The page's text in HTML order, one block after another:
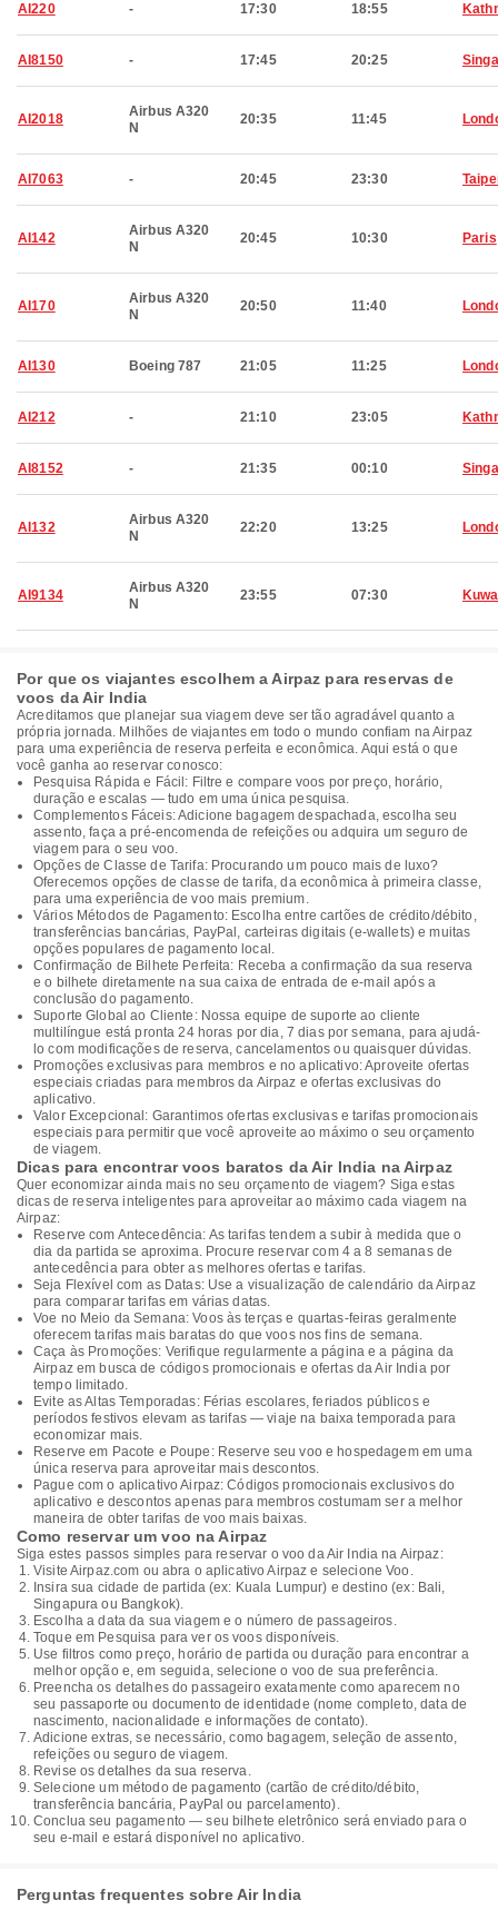
AI220 - 17:30 18:55
AI8150 - 17:45 20:25
AI2018
Airbus A320
N
20:35 11:45
AI7063 - 20:45 23:30
AI142
Airbus A320
N
20:45 10:30 Paris
AI170
Airbus A320
N
20:50 11:40
AI130 Boeing 787 21:05 11:25
AI212 - 21:10 23:05
AI8152 - 21:35 00:10
AI132
Airbus A320
N
22:20 13:25
AI9134
Airbus A320
N
23:55 07:30
Por que os viajantes escolhem a Airpaz para reservas de
voos da Air India
Acreditamos que planejar sua viagem deve ser tão agradável quanto a
própria jornada. Milhões de viajantes em todo o mundo confiam na Airpaz
para uma experiência de reserva perfeita e econômica. Aqui está o que
você ganha ao reservar conosco:
Pesquisa Rápida e Fácil: Filtre e compare voos por preço, horário,
duração e escalas — tudo em uma única pesquisa.
Complementos Fáceis: Adicione bagagem despachada, escolha seu
assento, faça a pré-encomenda de refeições ou adquira um seguro de
viagem para o seu voo.
Opções de Classe de Tarifa: Procurando um pouco mais de luxo?
Oferecemos opções de classe de tarifa, da econômica à primeira classe,
para uma experiência de voo mais premium.
Vários Métodos de Pagamento: Escolha entre cartões de crédito/débito,
transferências bancárias, PayPal, carteiras digitais (e-wallets) e muitas
opções populares de pagamento local.
Confirmação de Bilhete Perfeita: Receba a confirmação da sua reserva
e o bilhete diretamente na sua caixa de entrada de e-mail após a
conclusão do pagamento.
Suporte Global ao Cliente: Nossa equipe de suporte ao cliente
multilíngue está pronta 24 horas por dia, 7 dias por semana, para ajudá-
lo com modificações de reserva, cancelamentos ou quaisquer dúvidas.
Promoções exclusivas para membros e no aplicativo: Aproveite ofertas
especiais criadas para membros da Airpaz e ofertas exclusivas do
aplicativo.
Valor Excepcional: Garantimos ofertas exclusivas e tarifas promocionais
especiais para permitir que você aproveite ao máximo o seu orçamento
de viagem.
Dicas para encontrar voos baratos da Air India na Airpaz
Quer economizar ainda mais no seu orçamento de viagem? Siga estas
dicas de reserva inteligentes para aproveitar ao máximo cada viagem na
Airpaz:
Reserve com Antecedência: As tarifas tendem a subir à medida que o
dia da partida se aproxima. Procure reservar com 4 a 8 semanas de
antecedência para obter as melhores ofertas e tarifas.
Seja Flexível com as Datas: Use a visualização de calendário da Airpaz
para comparar tarifas em várias datas.
Voe no Meio da Semana: Voos às terças e quartas-feiras geralmente
oferecem tarifas mais baratas do que voos nos fins de semana.
Caça às Promoções: Verifique regularmente a página e a página da
Airpaz em busca de códigos promocionais e ofertas da Air India por
tempo limitado.
Evite as Altas Temporadas: Férias escolares, feriados públicos e
períodos festivos elevam as tarifas — viaje na baixa temporada para
economizar mais.
Reserve em Pacote e Poupe: Reserve seu voo e hospedagem em uma
única reserva para aproveitar mais descontos.
Pague com o aplicativo Airpaz: Códigos promocionais exclusivos do
aplicativo e descontos apenas para membros costumam ser a melhor
maneira de obter tarifas de voo mais baixas.
Como reservar um voo na Airpaz
Siga estes passos simples para reservar o voo da Air India na Airpaz:
Visite Airpaz.com ou abra o aplicativo Airpaz e selecione Voo.
Insira sua cidade de partida (ex: Kuala Lumpur) e destino (ex: Bali,
Singapura ou Bangkok).
Escolha a data da sua viagem e o número de passageiros.
Toque em Pesquisa para ver os voos disponíveis.
Use filtros como preço, horário de partida ou duração para encontrar a
melhor opção e, em seguida, selecione o voo de sua preferência.
Preencha os detalhes do passageiro exatamente como aparecem no
seu passaporte ou documento de identidade (nome completo, data de
nascimento, nacionalidade e informações de contato).
Adicione extras, se necessário, como bagagem, seleção de assento,
refeições ou seguro de viagem.
Revise os detalhes da sua reserva.
Selecione um método de pagamento (cartão de crédito/débito,
transferência bancária, PayPal ou parcelamento).
Conclua seu pagamento — seu bilhete eletrônico será enviado para o
seu e-mail e estará disponível no aplicativo.
Perguntas frequentes sobre Air India